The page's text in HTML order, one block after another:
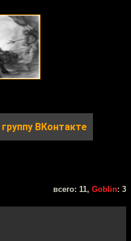
группу ВКонтакте
всего: 11, Goblin: 3